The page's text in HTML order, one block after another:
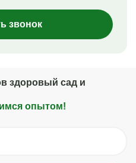
звонок
здоровый сад и
опытом!